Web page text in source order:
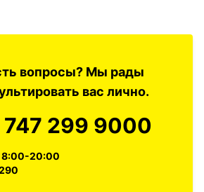
вопросы? Мы рады
вас лично.
747 299 9000
8:00-20:00